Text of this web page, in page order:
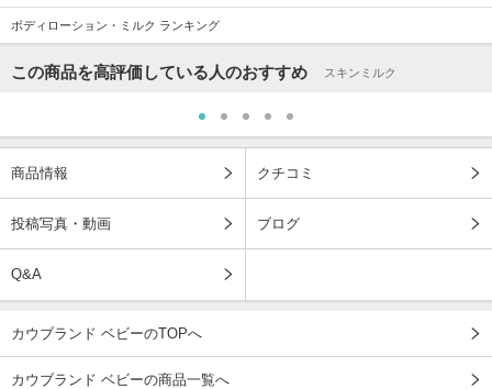
ボディローション・ミルク ランキング
この商品を高評価している人のおすすめ スキンミルク
商品情報 クチコミ
投稿写真・動画 ブログ
Q&A
カウブランド ベビーのTOPへ
カウブランド ベビーの商品一覧へ